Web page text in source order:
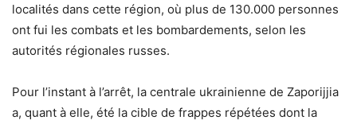
localités dans cette région, où plus de 130.000 personnes
ont fui les combats et les bombardements, selon les
autorités régionales russes.
Pour l’instant à l’arrêt, la centrale ukrainienne de Zaporijjia
a, quant à elle, été la cible de frappes répétées dont la